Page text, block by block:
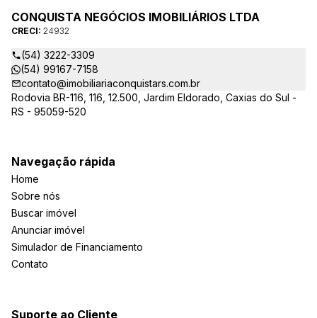
CONQUISTA NEGÓCIOS IMOBILIÁRIOS LTDA
CRECI: 24932
(54) 3222-3309
(54) 99167-7158
contato@imobiliariaconquistars.com.br
Rodovia BR-116, 116, 12.500, Jardim Eldorado, Caxias do Sul -
RS - 95059-520
Navegação rápida
Home
Sobre nós
Buscar imóvel
Anunciar imóvel
Simulador de Financiamento
Contato
Suporte ao Cliente